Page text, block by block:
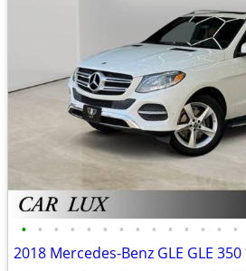
• • • • • • • • • • • • • •